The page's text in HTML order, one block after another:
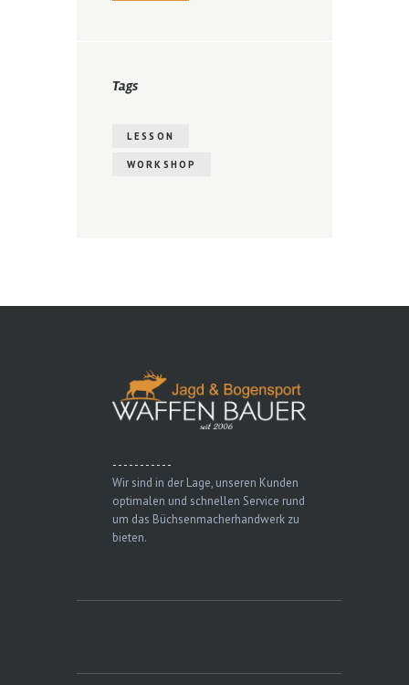
Tags
LESSON
WORKSHOP
- - - - - - - - - - -
Wir sind in der Lage, unseren Kunden
optimalen und schnellen Service rund
um das Büchsenmacherhandwerk zu
bieten.